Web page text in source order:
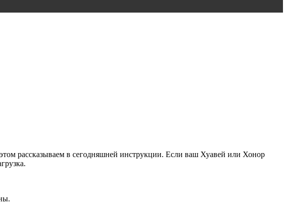
рассказываем в сегодняшней инструкции. Если ваш Хуавей или Хонор